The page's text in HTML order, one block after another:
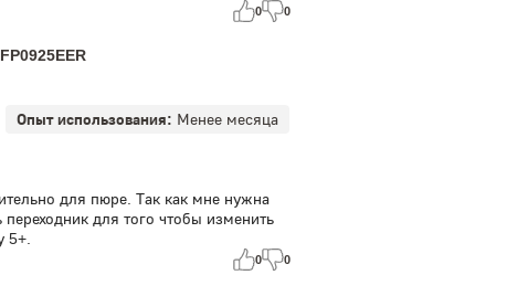
0 0
Опыт использования: Менее месяца
для пюре. Так как мне нужна
для того чтобы изменить
5+.
0 0